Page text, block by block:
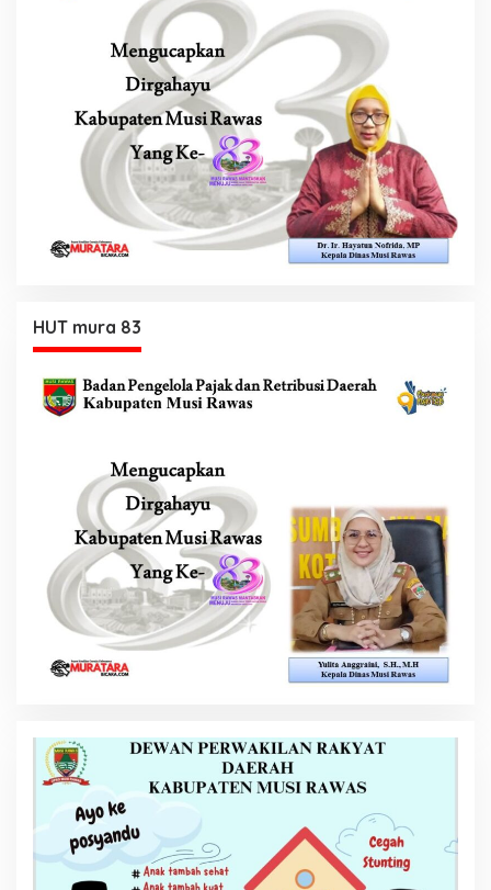
HUT mura 83